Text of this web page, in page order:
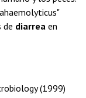
de diarrea en
(1999)